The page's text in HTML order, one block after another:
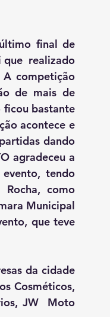
que  realizado
A competição
de mais de
ficou bastante
acontece e
dando
agradeceu a
tendo
como
Municipal
que teve
Cosméticos,
JW  Moto